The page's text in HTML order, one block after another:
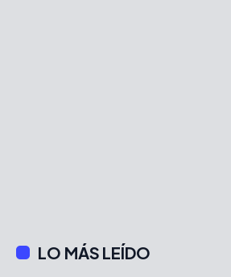
LO MÁS LEÍDO